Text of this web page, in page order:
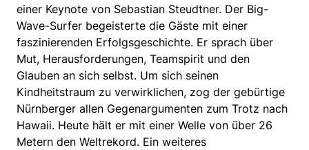
einer Keynote von Sebastian Steudtner. Der Big-
Wave-Surfer begeisterte die Gäste mit einer
faszinierenden Erfolgsgeschichte. Er sprach über
Mut, Herausforderungen, Teamspirit und den
Glauben an sich selbst. Um sich seinen
Kindheitstraum zu verwirklichen, zog der gebürtige
Nürnberger allen Gegenargumenten zum Trotz nach
Hawaii. Heute hält er mit einer Welle von über 26
Metern den Weltrekord. Ein weiteres